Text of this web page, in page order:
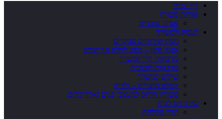
דף הבית
אודות סטודיו
אנחנו עובדים
לעסק ולמשרד
מפת שירותים עסקיים
אנטי סאן – טפט לחלון נגד שמש
מדבקות קיר למשרד
מדבקות לזכוכית
שילוט למשרד
קטלוג מוצרים – גלריה
סטודיו הליוס למעצבי פנים ואדריכלים
שירותינו לבית
חדר מקלחת